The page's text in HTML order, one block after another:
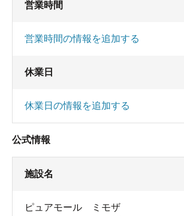
営業時間
営業時間の情報を追加する
休業日
休業日の情報を追加する
公式情報
施設名
ピュアモール ミモザ